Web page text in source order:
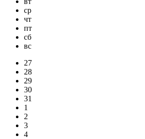
ср
чт
пт
сб
вс
27
28
29
30
31
1
2
3
4